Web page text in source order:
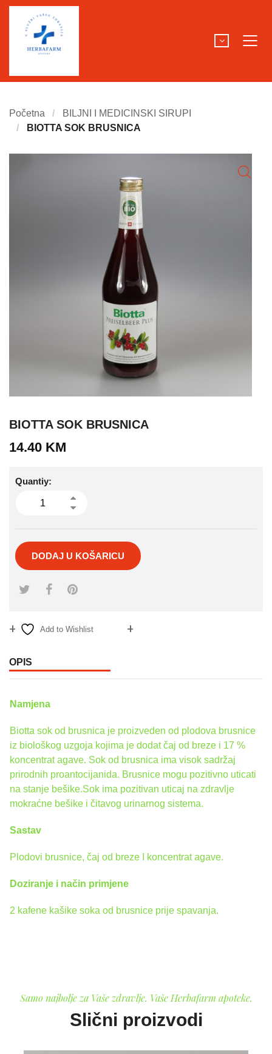
Početna
BILJNI I MEDICINSKI SIRUPI
BIOTTA SOK BRUSNICA
BIOTTA SOK BRUSNICA
14.40 KM
Quantiy:
DODAJ U KOŠARICU
Add to Wishlist
OPIS
Namjena
Biotta sok od brusnica je proizveden od plodova brusnice
iz biološkog uzgoja kojima je dodat čaj od breze i 17 %
koncentrat agave. Sok od brusnica ima visok sadržaj
prirodnih proantocijanida. Brusnice mogu pozitivno uticati
na stanje bešike.Sok ima pozitivan uticaj na zdravlje
mokraćne bešike i čitavog urinarnog sistema.
Sastav
Plodovi brusnice, čaj od breze I koncentrat agave.
Doziranje i način primjene
2 kafene kašike soka od brusnice prije spavanja.
Samo najbolje za Vaše zdravlje. Vaše Herbafarm apoteke.
Slični proizvodi